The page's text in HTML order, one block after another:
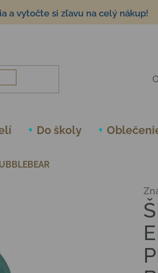
a vytočte si zľavu na celý nákup!
Do školy